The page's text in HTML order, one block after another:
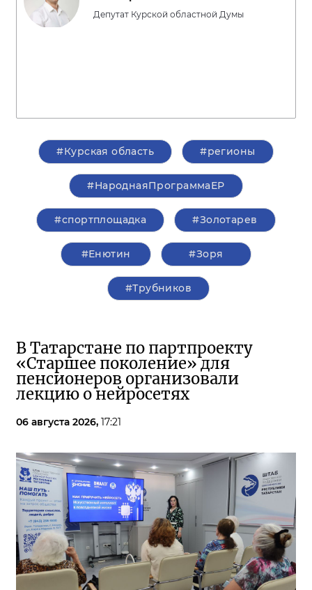
Депутат Курской областной Думы
#Курская область #регионы
#НароднаяПрограммаЕР
#спортплощадка #Золотарев
#Енютин #Зоря
#Трубников
В Татарстане по партпроекту
«Старшее поколение» для
пенсионеров организовали
лекцию о нейросетях
06 августа 2026, 17:21